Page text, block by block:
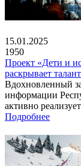
15.01.2025
1950
Проект «Дети и
раскрывает
Вдохновленный
информации
активно
Подробнее